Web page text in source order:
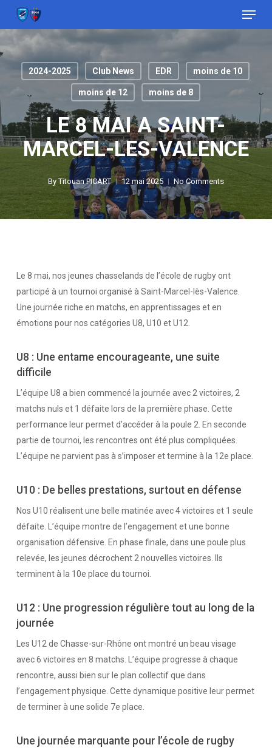
content
Menu
2024-2025 Club News EDR moins de 10
moins de 12 moins de 8
LE 8 MAI A SAINT-
MARCEL-LES-VALENCE
By Titouan PICART 12 mai 2025 No Comments
Le 8 mai, nos jeunes chasselands de l’école de rugby ont
participé à un tournoi organisé à Saint-Marcel-lès-Valence.
Une journée riche en matchs, en apprentissages et en
émotions pour nos catégories U8, U10 et U12.
U8 : Une entame encourageante, une suite
difficile
L’équipe U8 a bien commencé la journée avec 2 victoires, 2
matchs nuls et 1 défaite lors de la première phase. Cette
performance leur permet d’accéder à la poule 2. En seconde
partie de tournoi, les rencontres ont été plus compliquées.
L’équipe ne parvient pas à s’imposer et termine à la 12e place.
U10 : De belles prestations, surtout en défense
Nos U10 réalisent une belle matinée avec 4 victoires et 1 seule
défaite. L’équipe montre de l’engagement et une bonne
organisation défensive. En phase finale, dans une poule plus
relevée, les jeunes décrochent 2 nouvelles victoires. Ils
terminent à la 10e place du tournoi.
U12 : Une progression régulière tout au long de la
journée
Les U12 de Chasse-sur-Rhône ont montré un beau visage
avec 6 victoires en 8 matchs. L’équipe progresse à chaque
rencontre, aussi bien sur le plan collectif que dans
l’engagement physique. Cette dynamique positive leur permet
de terminer à une solide 7e place.
Une journée marquante pour l’école de rugby